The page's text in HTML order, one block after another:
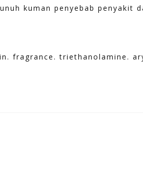
kuman penyebab penyakit
fragrance. triethanolamine.